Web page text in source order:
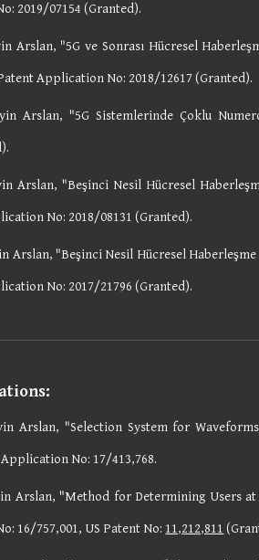
2019/07154 (Granted).
Arslan, "5G ve Sonrası Hücresel
Application No: 2018/12617 (Granted).
Arslan, "5G Sistemlerinde Çoklu
Arslan, "Beşinci Nesil Hücresel
No: 2018/08131 (Granted).
Arslan, "Beşinci Nesil Hücresel
No: 2017/21796 (Granted).
Arslan, "Selection System for
Application No: 17/413,768.
Arslan, "Method for Determining Users
16/757,001, US Patent No: 11,212,811